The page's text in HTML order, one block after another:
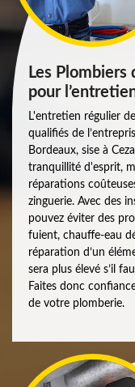
Les Plombiers
pour
L'entretien régulier
qualifiés de
Bordeaux, sise à
tranquillité d'esprit,
réparations
zinguerie. Avec des
pouvez éviter des
fuient, chauffe-eau
réparation d’un
sera plus élevé s’il
Faites donc
de votre plomberie.